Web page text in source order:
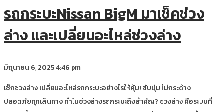
รถกระบะNissan BigM มาเช็คช่วง
ล่าง และเปลี่ยนอะไหล่ช่วงล่าง
มิถุนายน 6, 20254:46 pm
เช็กช่วงล่าง เปลี่ยนอะไหล่รถกระบะอย่างไรให้คุ้ม! ขับนุ่ม ไม่กระด้าง
ปลอดภัยทุกเส้นทาง ทำไมช่วงล่างรถกระบะถึงสำคัญ? ช่วงล่าง คือระบบที่